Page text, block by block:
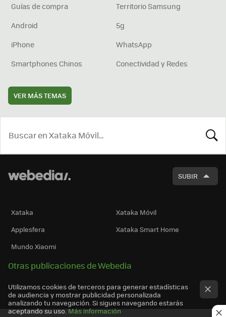
Guías de compra
Territorio Samsung
Android
5g
iPhone
WhatsApp
Smartphones Chinos
Conectividad y Redes
VER MÁS TEMAS
SUBIR
Xataka
Xataka Móvil
Applesfera
Xataka Smart Home
Mundo Xiaomi
Otras publicaciones de Webedia
Utilizamos cookies de terceros para generar estadísticas
de audiencia y mostrar publicidad personalizada
analizando tu navegación. Si sigues navegando estarás
aceptando su uso. Más información